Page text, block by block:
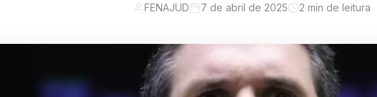
FENAJUD 7 de abril de 2025 2 min de leitura